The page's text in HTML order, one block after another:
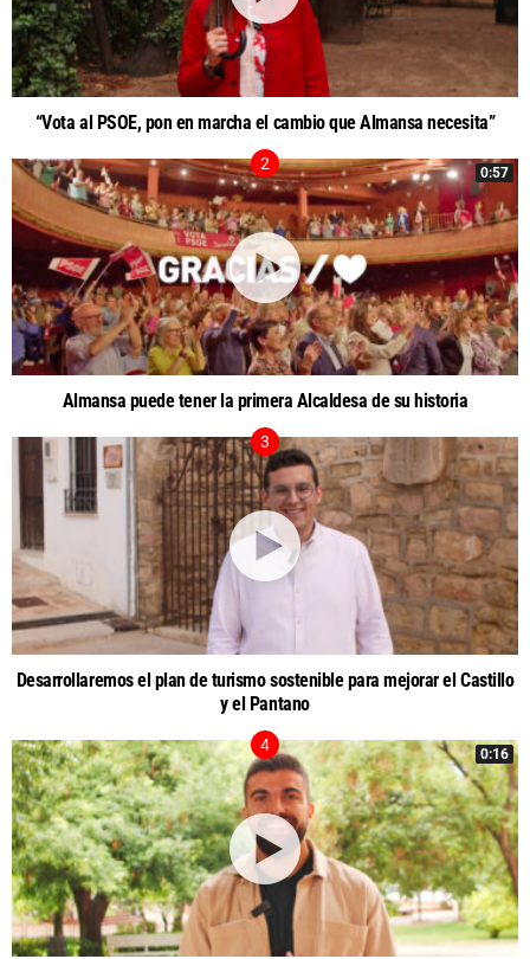
“Vota al PSOE, pon en marcha el cambio que Almansa necesita”
0:57
Almansa puede tener la primera Alcaldesa de su historia
Desarrollaremos el plan de turismo sostenible para mejorar el Castillo
y el Pantano
0:16